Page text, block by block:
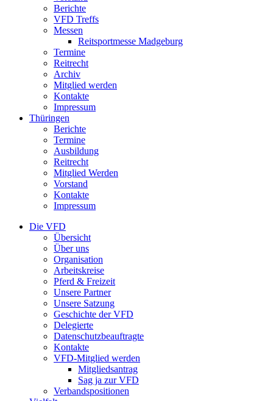
Berichte
VFD Treffs
Messen
Reitsportmesse Madgeburg
Termine
Reitrecht
Archiv
Mitglied werden
Kontakte
Impressum
Thüringen
Berichte
Termine
Ausbildung
Reitrecht
Mitglied Werden
Vorstand
Kontakte
Impressum
Die VFD
Übersicht
Über uns
Organisation
Arbeitskreise
Pferd & Freizeit
Unsere Partner
Unsere Satzung
Geschichte der VFD
Delegierte
Datenschutzbeauftragte
Kontakte
VFD-Mitglied werden
Mitgliedsantrag
Sag ja zur VFD
Verbandspositionen